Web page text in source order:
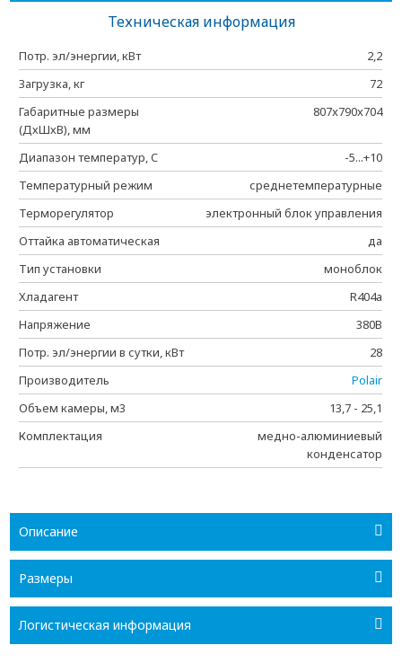
Техническая информация
Потр. эл/энергии, кВт
2,2
Загрузка, кг
72
Габаритные размеры
(ДхШхВ), мм
807x790x704
Диапазон температур, C
-5...+10
Температурный режим
среднетемпературные
Терморегулятор
электронный блок управления
Оттайка автоматическая
да
Тип установки
моноблок
Хладагент
R404a
Напряжение
380В
Потр. эл/энергии в сутки, кВт
28
Производитель
Polair
Объем камеры, м3
13,7 - 25,1
Комплектация
медно-алюминиевый
конденсатор
Описание
Размеры
Логистическая информация